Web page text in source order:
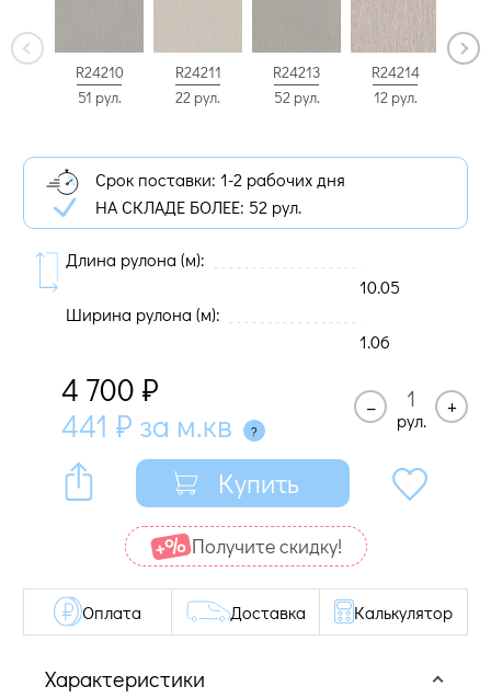
R24210
51 рул.
R24211
22 рул.
R24213
52 рул.
R24214
12 рул.
Срок поставки: 1-2 рабочих дня
НА СКЛАДЕ БОЛЕЕ: 52 рул.
Длина рулона (м):
10.05
Ширина рулона (м):
1.06
4 700 ₽
441 ₽ за м.кв –
рул.
+
Купить
Получите cкидку!
Характеристики
Оплата Доставка Калькулятор